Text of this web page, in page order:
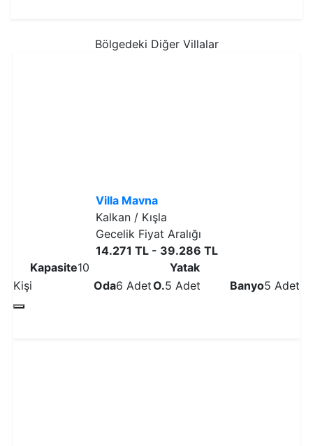
Bölgedeki Diğer Villalar
Villa Mavna
Kalkan / Kışla
Gecelik Fiyat Aralığı
14.271 TL - 39.286 TL
Kapasite10
Kişi
Oda6 Adet
Yatak
O.5 Adet Banyo5 Adet